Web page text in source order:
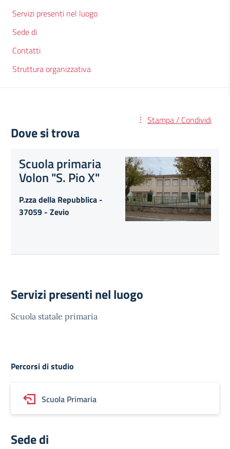
Servizi presenti nel luogo
Sede di
Contatti
Struttura organizzativa
Stampa / Condividi
Dove si trova
Scuola primaria
Volon "S. Pio X"
P.zza della Repubblica -
37059 - Zevio
Servizi presenti nel luogo
Scuola statale primaria
Percorsi di studio
Scuola Primaria
Sede di